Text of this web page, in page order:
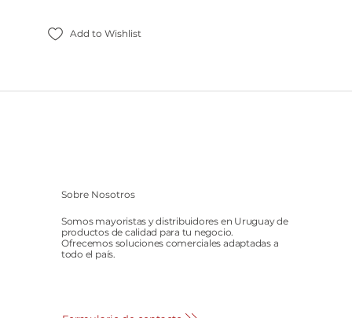
Add to Wishlist
Sobre Nosotros
Somos mayoristas y distribuidores en Uruguay de
productos de calidad para tu negocio.
Ofrecemos soluciones comerciales adaptadas a
todo el país.